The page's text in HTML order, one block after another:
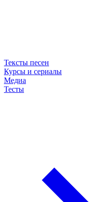
Тексты песен
Курсы и сериалы
Медиа
Тесты